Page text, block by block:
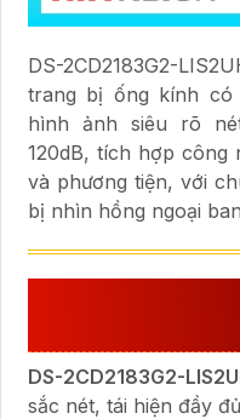
DS-2CD2183G2-
trang bị ống kính có
hình ảnh siêu rõ
120dB, tích hợp công
và phương tiện, với
bị nhìn hồng ngoại
DS-2CD2183G2-
sắc nét, tái hiện đầy